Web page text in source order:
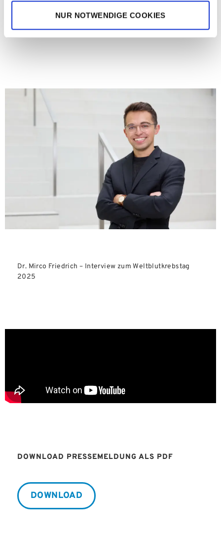
NUR NOTWENDIGE COOKIES
Carreras Leukämie-Stiftung unter:
https://youtu.be/Qm0LY3jdqiw
Dr. Mirco Friedrich – Interview zum Weltblutkrebstag
2025
DOWNLOAD PRESSEMELDUNG ALS PDF
DOWNLOAD